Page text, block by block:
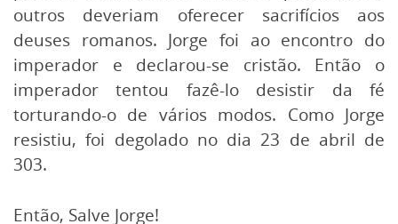
outros deveriam oferecer sacrifícios aos
deuses romanos. Jorge foi ao encontro do
imperador e declarou-se cristão. Então o
imperador tentou fazê-lo desistir da fé
torturando-o de vários modos. Como Jorge
resistiu, foi degolado no dia 23 de abril de
303.
Então, Salve Jorge!